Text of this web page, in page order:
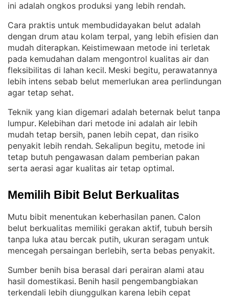
ini adalah ongkos produksi yang lebih rendah.
Cara praktis untuk membudidayakan belut adalah
dengan drum atau kolam terpal, yang lebih efisien dan
mudah diterapkan. Keistimewaan metode ini terletak
pada kemudahan dalam mengontrol kualitas air dan
fleksibilitas di lahan kecil. Meski begitu, perawatannya
lebih intens sebab belut memerlukan area perlindungan
agar tetap sehat.
Teknik yang kian digemari adalah beternak belut tanpa
lumpur. Kelebihan dari metode ini adalah air lebih
mudah tetap bersih, panen lebih cepat, dan risiko
penyakit lebih rendah. Sekalipun begitu, metode ini
tetap butuh pengawasan dalam pemberian pakan
serta aerasi agar kualitas air tetap optimal.
Memilih Bibit Belut Berkualitas
Mutu bibit menentukan keberhasilan panen. Calon
belut berkualitas memiliki gerakan aktif, tubuh bersih
tanpa luka atau bercak putih, ukuran seragam untuk
mencegah persaingan berlebih, serta bebas penyakit.
Sumber benih bisa berasal dari perairan alami atau
hasil domestikasi. Benih hasil pengembangbiakan
terkendali lebih diunggulkan karena lebih cepat